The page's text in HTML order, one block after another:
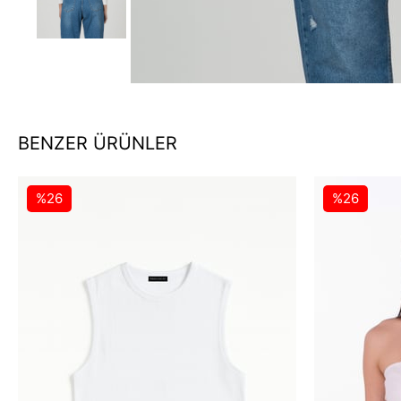
BENZER ÜRÜNLER
%26 %26